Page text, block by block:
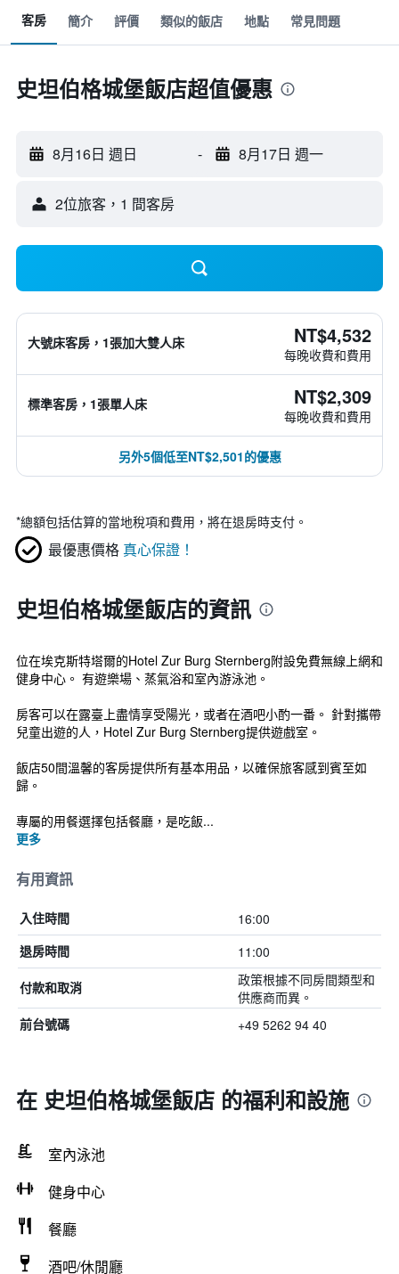
客房 簡介 評價 類似的飯店 地點 常見問題
史坦伯格城堡飯店超值優惠
8月16日 週日 - 8月17日 週一
2位旅客，1 間客房
大號床客房，1張加大雙人床 NT$4,532
每晚收費和費用
標準客房，1張單人床 NT$2,309
每晚收費和費用
另外5個低至NT$2,501的優惠
*總額包括估算的當地稅項和費用，將在退房時支付。
最優惠價格 真心保證！
史坦伯格城堡飯店的資訊
位在埃克斯特塔爾的Hotel Zur Burg Sternberg附設免費無線上網和
健身中心。 有遊樂場、蒸氣浴和室內游泳池。
房客可以在露臺上盡情享受陽光，或者在酒吧小酌一番。 針對攜帶
兒童出遊的人，Hotel Zur Burg Sternberg提供遊戲室。
飯店50間溫馨的客房提供所有基本用品，以確保旅客感到賓至如
歸。
專屬的用餐選擇包括餐廳，是吃飯...
更多
有用資訊
入住時間 16:00
退房時間 11:00
付款和取消
政策根據不同房間類型和
供應商而異。
前台號碼 +49 5262 94 40
在 史坦伯格城堡飯店 的福利和設施
室內泳池
健身中心
餐廳
酒吧/休閒廳